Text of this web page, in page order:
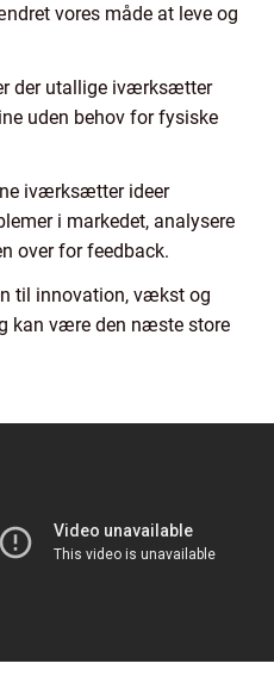
vores måde at leve og
der utallige iværksætter
uden behov for fysiske
iværksætter ideer
i markedet, analysere
over for feedback.
til innovation, vækst og
kan være den næste store